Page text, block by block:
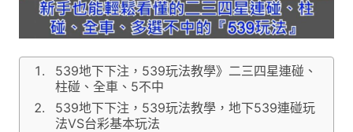
539地下下注，539玩法教學》二三四星連碰、
柱碰、全車、5不中
539地下下注，539玩法教學，地下539連碰玩
法VS台彩基本玩法